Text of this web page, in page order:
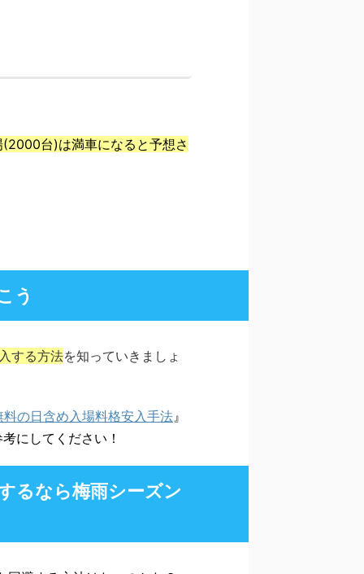
台)は満車になると予想さ
う
する方法を知っていきましょ
の日含め入場料格安入手法』
にしてください！
るなら梅雨シーズン